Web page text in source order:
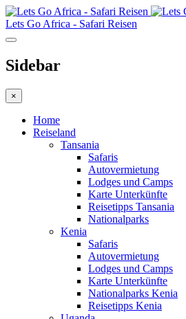
Lets Go Africa - Safari Reisen
Sidebar
×
Home
Reiseland
Tansania
Safaris
Autovermietung
Lodges und Camps
Karte Unterkünfte
Reisetipps Tansania
Nationalparks
Kenia
Safaris
Autovermietung
Lodges und Camps
Karte Unterkünfte
Nationalparks Kenia
Reisetipps Kenia